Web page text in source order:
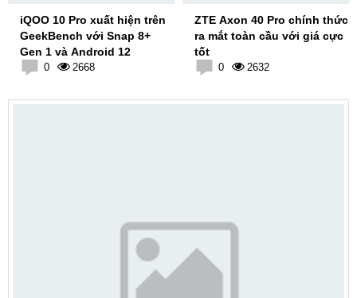
iQOO 10 Pro xuất hiện trên
GeekBench với Snap 8+
Gen 1 và Android 12
0 2668
ZTE Axon 40 Pro chính thức
ra mắt toàn cầu với giá cực
tốt
0 2632